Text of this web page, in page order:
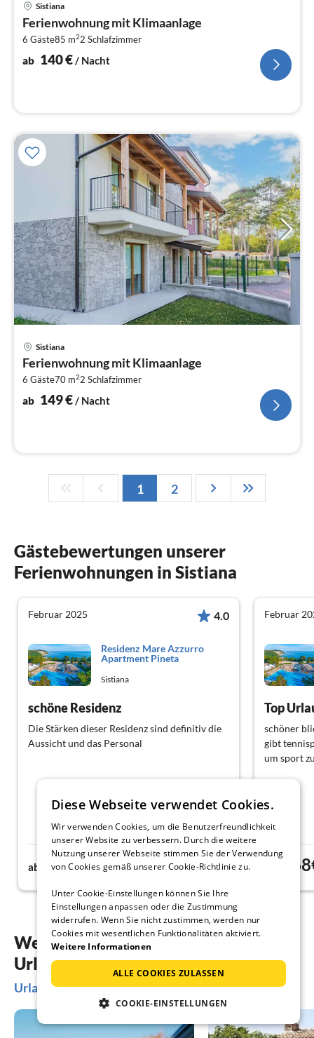
Sistiana
Ferienwohnung mit Klimaanlage
6 Gäste85 m22 Schlafzimmer
ab 140€/ Nacht
Sistiana
Ferienwohnung mit Klimaanlage
6 Gäste70 m22 Schlafzimmer
ab 149€/ Nacht
1 2
Gästebewertungen unserer
Ferienwohnungen in Sistiana
Februar 2025 4.0
Residenz Mare Azzurro
Apartment Pineta
Sistiana
schöne Residenz
Die Stärken dieser Residenz sind definitiv die
Aussicht und das Personal
ab 168€ Nacht
Februar
Top
schöner
gibt
um sport
Weitere Inspiration für Ihre
Urlaubsplanung
Urlaubsideen in Sistiana
Diese Webseite verwendet Cookies.
Wir verwenden Cookies, um die Benutzerfreundlichkeit
unserer Website zu verbessern. Durch die weitere
Nutzung unserer Webseite stimmen Sie der Verwendung
von Cookies gemäß unserer Cookie-Richtlinie zu.
Unter Cookie-Einstellungen können Sie Ihre
Einstellungen anpassen oder die Zustimmung
widerrufen. Wenn Sie nicht zustimmen, werden nur
Cookies mit wesentlichen Funktionalitäten aktiviert.
Weitere Informationen
ALLE COOKIES ZULASSEN
COOKIE-EINSTELLUNGEN